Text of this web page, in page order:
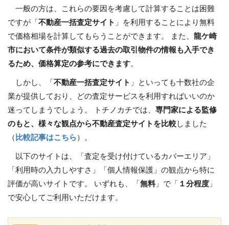
一般の方は、これらの要因を考慮して計算することは困難
ですが「 不動産一括査定サイト 」を利用することにより無料
で価格相場を計算してもらうことができます。 また、 龍ケ崎
市において条件が類似する過去の取引物件の情報も入手でき
るため、価格算定の参考にできます。
しかし、「 不動産一括査定サイト 」といっても十数社の企
業が提供しており、どの査定サービスを利用すればいいのか
迷ってしまうでしょう。 トチノカチでは、 専門家による監修
のもと、様々な観点から不動産査定サイトを比較 しました
（ 比較記事はこちら ）。
以下のサイトは、「査定を受け付けているカバーエリア」
「利用時の入力しやすさ」「個人情報保護」の観点から特に
評価が高いサイトです。 いずれも、「 無料」で「 １分程度 」
で安心してご利用いただけます。